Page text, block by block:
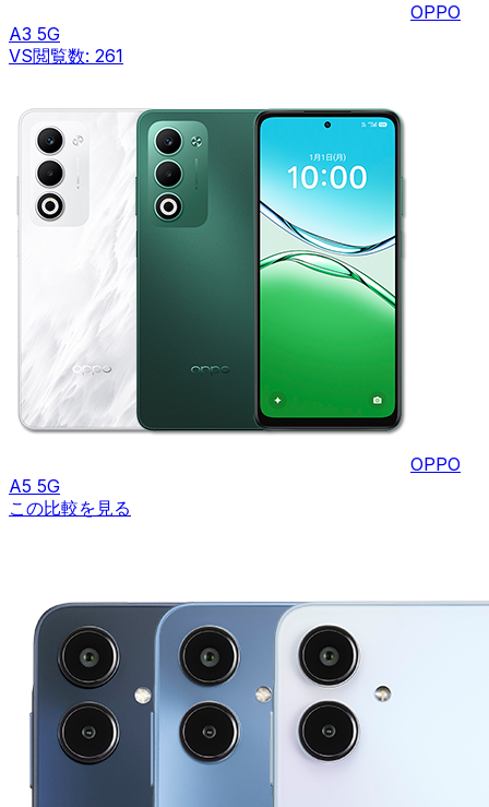
OPPO
A3 5G
VS閲覧数: 261
OPPO
A5 5G
この比較を見る